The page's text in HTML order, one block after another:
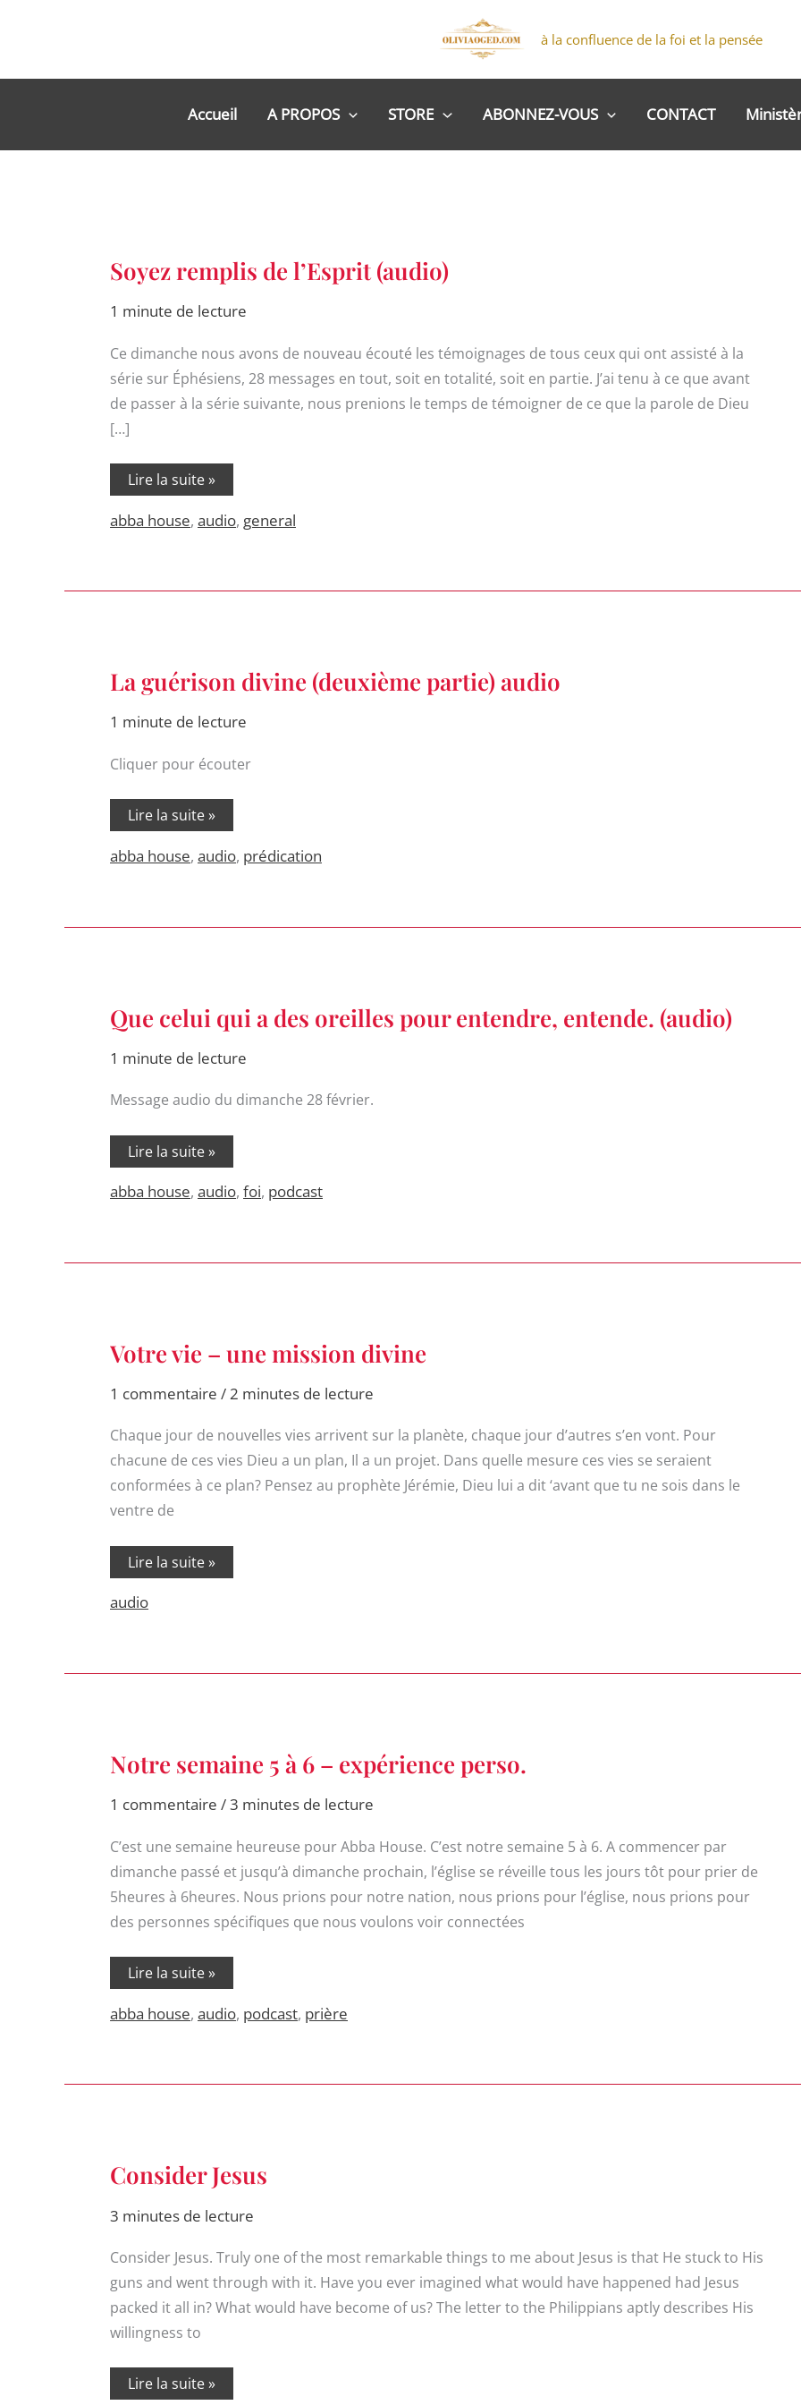
à la confluence de la foi et la pensée
Accueil A PROPOS STORE ABONNEZ-VOUS CONTACT
Soyez remplis de l’Esprit (audio)
1 minute de lecture
Ce dimanche nous avons de nouveau écouté les témoignages de tous ceux qui ont assisté à la
série sur Éphésiens, 28 messages en tout, soit en totalité, soit en partie. J’ai tenu à ce que avant
de passer à la série suivante, nous prenions le temps de témoigner de ce que la parole de Dieu
[…]
Soyez
remplis
l’Esprit
(audio)
Lire la suite »
abba house, audio, general
La guérison divine (deuxième partie) audio
1 minute de lecture
Cliquer pour écouter
La
guérison
(deuxième
partie)
Lire la suite »
abba house, audio, prédication
Que celui qui a des oreilles pour entendre, entende. (audio)
1 minute de lecture
Message audio du dimanche 28 février.
Que
celui
a
des
pour
entendre,
(audio)
Lire la suite »
abba house, audio, foi, podcast
Votre vie – une mission divine
1 commentaire /2 minutes de lecture
Chaque jour de nouvelles vies arrivent sur la planète, chaque jour d’autres s’en vont. Pour
chacune de ces vies Dieu a un plan, Il a un projet. Dans quelle mesure ces vies se seraient
conformées à ce plan? Pensez au prophète Jérémie, Dieu lui a dit ‘avant que tu ne sois dans le
ventre de
Votre
vie
une
mission
Lire la suite »
audio
Notre semaine 5 à 6 – expérience perso.
1 commentaire /3 minutes de lecture
C’est une semaine heureuse pour Abba House. C’est notre semaine 5 à 6. A commencer par
dimanche passé et jusqu’à dimanche prochain, l’église se réveille tous les jours tôt pour prier de
5heures à 6heures. Nous prions pour notre nation, nous prions pour l’église, nous prions pour
des personnes spécifiques que nous voulons voir connectées
Notre
semaine
à
6
expérience
perso.
Lire la suite »
abba house, audio, podcast, prière
Consider Jesus
3 minutes de lecture
Consider Jesus. Truly one of the most remarkable things to me about Jesus is that He stuck to His
guns and went through with it. Have you ever imagined what would have happened had Jesus
packed it all in? What would have become of us? The letter to the Philippians aptly describes His
willingness to
Consider
Jesus
Lire la suite »